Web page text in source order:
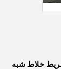
خلاط شبه